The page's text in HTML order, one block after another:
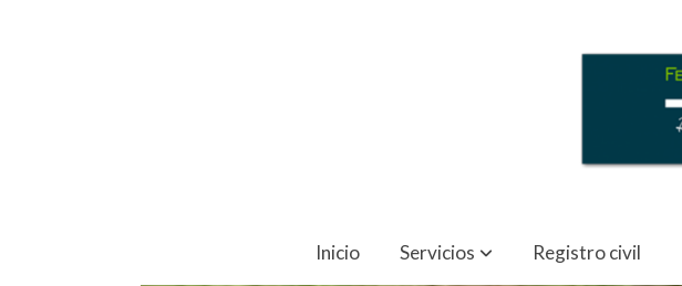
Inicio Servicios Registro civil